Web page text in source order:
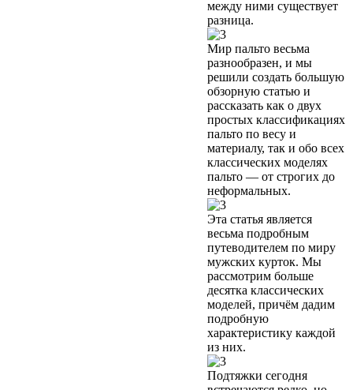
между ними существует
разница.
Мир пальто весьма
разнообразен, и мы
решили создать большую
обзорную статью и
рассказать как о двух
простых классификациях
пальто по весу и
материалу, так и обо всех
классических моделях
пальто — от строгих до
неформальных.
Эта статья является
весьма подробным
путеводителем по миру
мужских курток. Мы
рассмотрим больше
десятка классических
моделей, причём дадим
подробную
характеристику каждой
из них.
Подтяжки сегодня